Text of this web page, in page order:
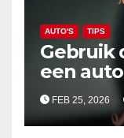
AUTO'S TIPS
Gebruik
een
FEB 25, 2026